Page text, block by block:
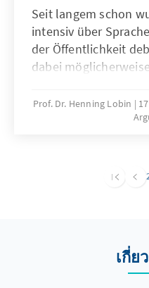
Seit langem schon
intensiv über
der Öffentlichkeit
dabei
identitätspolitischen
werden. In einer
Prof. Dr. Henning Lobin
เกี่ย